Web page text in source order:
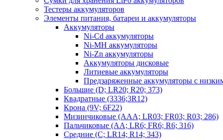
Тестеры аккумуляторов
Элементы питания, батареи и аккумуляторы
Аккумуляторы
Ni-Cd аккумуляторы
Ni-MH аккумуляторы
Ni-Zn аккумуляторы
Аккумуляторы дисковые
Литиевые аккумуляторы
Предзаряженные аккумуляторы с
Большие (D; LR20; R20; 373)
Квадратные (3336;3R12)
Крона (9V; 6F22)
Мизинчиковые (AAA; LR03; FR03; R03; 286)
Пальчиковые (AA; LR6; FR6; R6; 316)
Средние (C; LR14; R14; 343)